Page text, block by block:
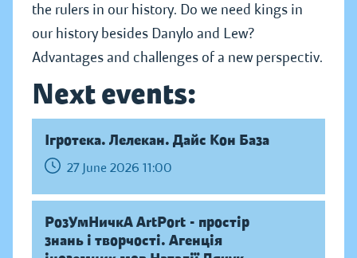
the rulers in our history. Do we need kings in
our history besides Danylo and Lew?
Advantages and challenges of a new perspectiv.
Next events:
Ігротека. Лелекан. Дайс Кон База
27 June 2026 11:00
РозУмНичкА ArtPort - простір
знань і творчості. Агенція